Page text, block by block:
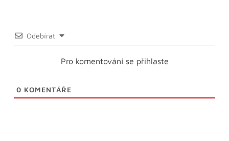
Odebírat
Pro komentování se přihlaste
0 KOMENTÁŘE